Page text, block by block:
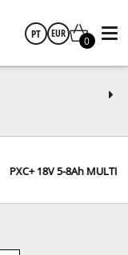
PT EUR
0
PXC+ 18V 5-8Ah MULTI